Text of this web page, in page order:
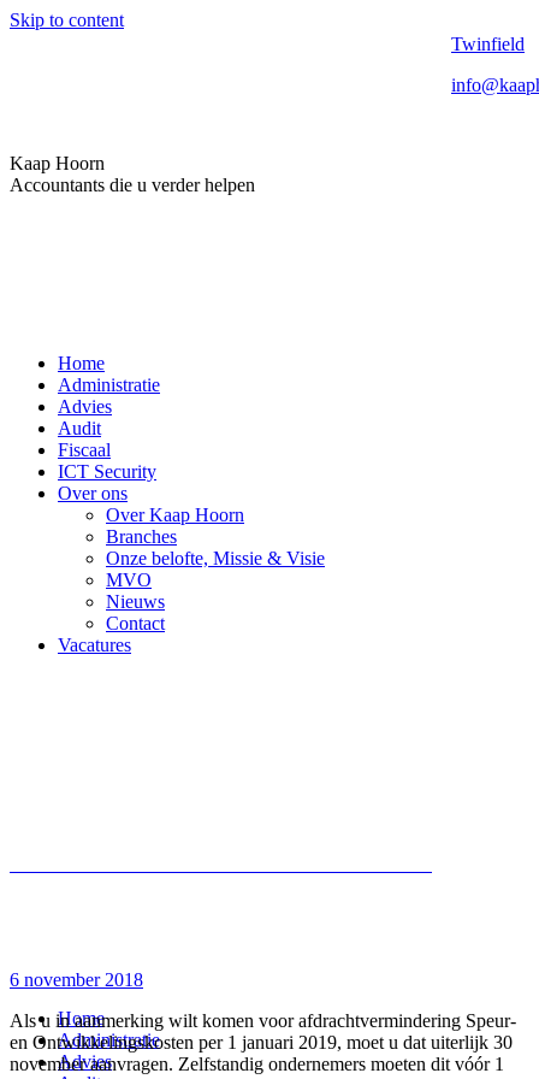
Skip to content
Twinfield
Kaap Hoorn
Accountants die u verder helpen
Home
Administratie
Advies
Home
Administratie
Advies
Audit
Fiscaal
ICT Security
Over ons
Over Kaap Hoorn
Branches
Onze belofte, Missie & Visie
MVO
Nieuws
Contact
Vacatures
6 november 2018
Als u in aanmerking wilt komen voor afdrachtvermindering Speur-
en Ontwikkelingskosten per 1 januari 2019, moet u dat uiterlijk 30
november aanvragen. Zelfstandig ondernemers moeten dit vóór 1